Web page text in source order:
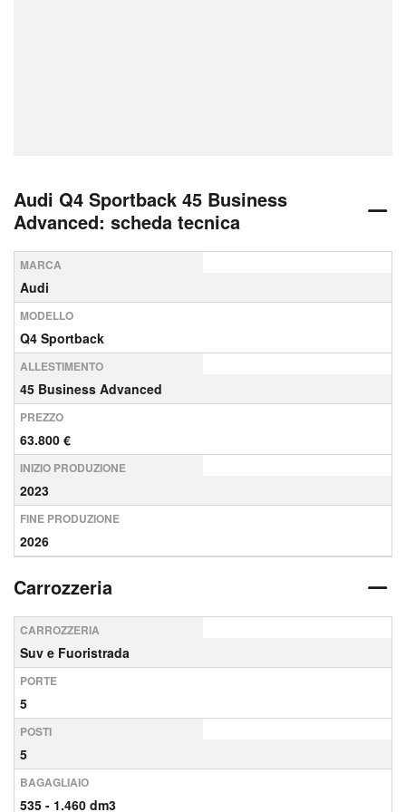
Audi Q4 Sportback 45 Business
Advanced: scheda tecnica
MARCA
Audi
MODELLO
Q4 Sportback
ALLESTIMENTO
45 Business Advanced
PREZZO
63.800 €
INIZIO PRODUZIONE
2023
FINE PRODUZIONE
2026
Carrozzeria
CARROZZERIA
Suv e Fuoristrada
PORTE
5
POSTI
5
BAGAGLIAIO
535 - 1.460 dm3